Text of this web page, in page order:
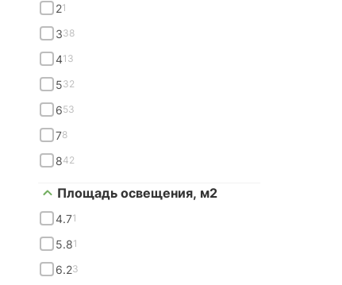
21
338
413
532
653
78
842
Площадь освещения, м2
4.71
5.81
6.23